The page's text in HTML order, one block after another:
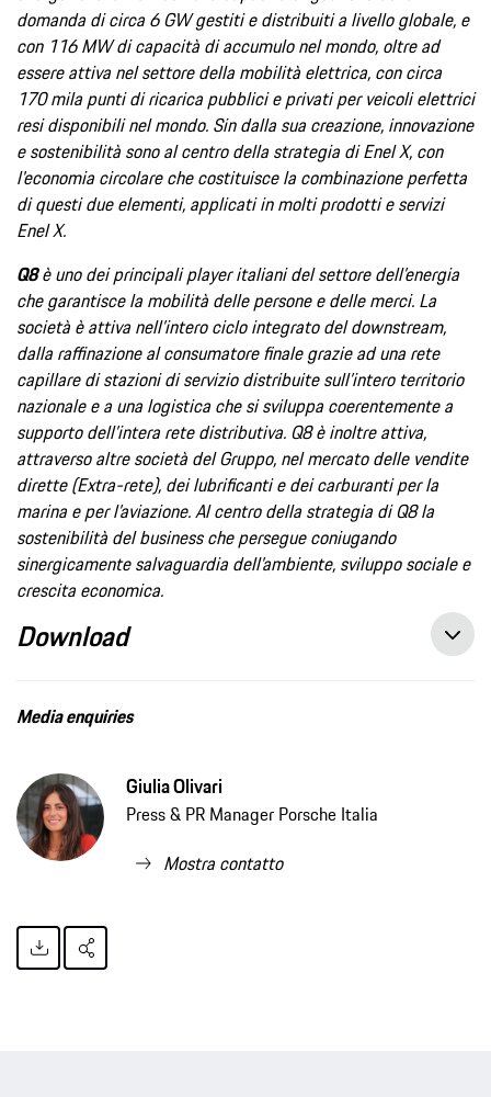
domanda di circa 6 GW gestiti e distribuiti a livello globale, e
con 116 MW di capacità di accumulo nel mondo, oltre ad
essere attiva nel settore della mobilità elettrica, con circa
170 mila punti di ricarica pubblici e privati per veicoli elettrici
resi disponibili nel mondo. Sin dalla sua creazione, innovazione
e sostenibilità sono al centro della strategia di Enel X, con
l'economia circolare che costituisce la combinazione perfetta
di questi due elementi, applicati in molti prodotti e servizi
Enel X.
Q8 è uno dei principali player italiani del settore dell’energia
che garantisce la mobilità delle persone e delle merci. La
società è attiva nell’intero ciclo integrato del downstream,
dalla raffinazione al consumatore finale grazie ad una rete
capillare di stazioni di servizio distribuite sull’intero territorio
nazionale e a una logistica che si sviluppa coerentemente a
supporto dell’intera rete distributiva. Q8 è inoltre attiva,
attraverso altre società del Gruppo, nel mercato delle vendite
dirette (Extra-rete), dei lubrificanti e dei carburanti per la
marina e per l’aviazione. Al centro della strategia di Q8 la
sostenibilità del business che persegue coniugando
sinergicamente salvaguardia dell’ambiente, sviluppo sociale e
crescita economica.
Download
Media enquiries
Giulia Olivari
Press & PR Manager Porsche Italia
Mostra contatto